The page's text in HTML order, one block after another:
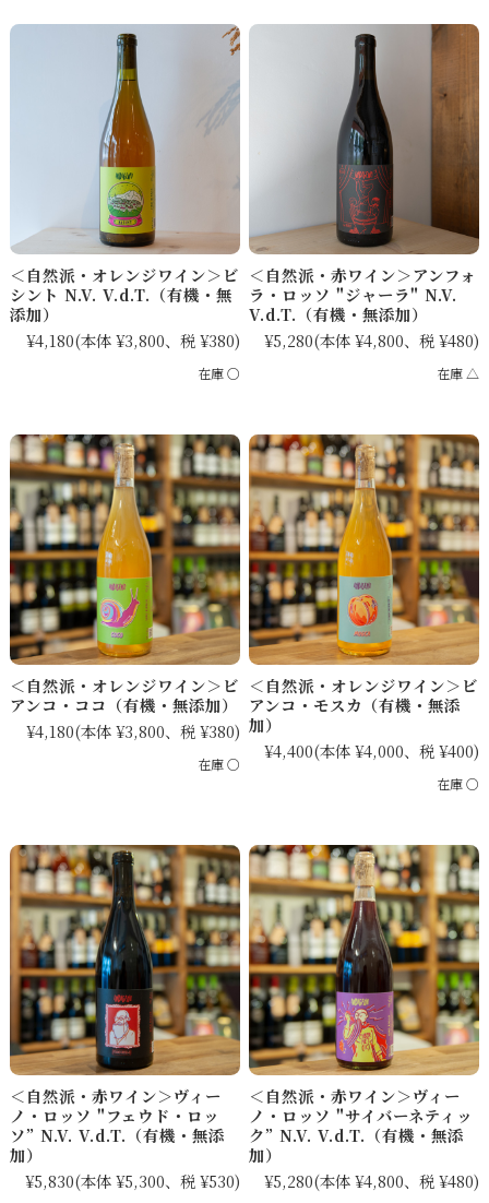
＜自然派・オレンジワイン＞ビ
シント N.V. V.d.T.（有機・無
添加）
¥4,180(本体 ¥3,800、税 ¥380)
在庫 ○
＜自然派・赤ワイン＞アンフォ
ラ・ロッソ "ジャーラ" N.V.
V.d.T.（有機・無添加）
¥5,280(本体 ¥4,800、税 ¥480)
在庫 △
＜自然派・オレンジワイン＞ビ
アンコ・ココ（有機・無添加）
¥4,180(本体 ¥3,800、税 ¥380)
在庫 ○
＜自然派・オレンジワイン＞ビ
アンコ・モスカ（有機・無添
加）
¥4,400(本体 ¥4,000、税 ¥400)
在庫 ○
＜自然派・赤ワイン＞ヴィー
ノ・ロッソ "フェウド・ロッ
ソ” N.V. V.d.T.（有機・無添
加）
¥5,830(本体 ¥5,300、税 ¥530)
＜自然派・赤ワイン＞ヴィー
ノ・ロッソ "サイバーネティッ
ク” N.V. V.d.T.（有機・無添
加）
¥5,280(本体 ¥4,800、税 ¥480)